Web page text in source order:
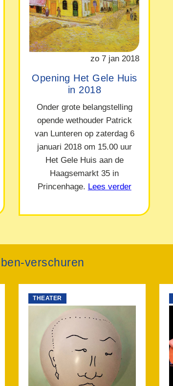
zo 7 jan 2018
Opening Het Gele Huis
in 2018
Onder grote belangstelling
opende wethouder Patrick
van Lunteren op zaterdag 6
januari 2018 om 15.00 uur
Het Gele Huis aan de
Haagsemarkt 35 in
Princenhage. Lees verder
verschuren
THEATER